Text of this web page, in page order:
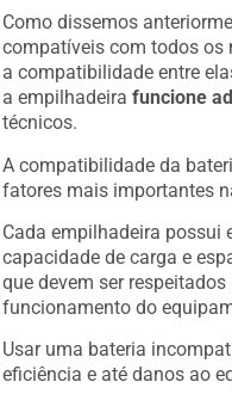
Como dissemos
compatíveis com todos os
a compatibilidade entre
a empilhadeirafuncione
técnicos.
A compatibilidade da
fatores mais importantes
Cada empilhadeira possui
capacidade de carga e
que devem ser
funcionamento do
Usar uma bateria
eficiência e até danos ao